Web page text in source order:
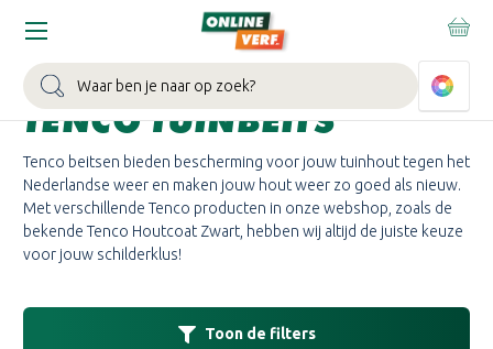
Zoeken
Home Tenco
TENCO BEITS KOPEN |
TENCO TUINBEITS
Tenco beitsen bieden bescherming voor jouw tuinhout tegen het
Nederlandse weer en maken jouw hout weer zo goed als nieuw.
Met verschillende Tenco producten in onze webshop, zoals de
bekende Tenco Houtcoat Zwart, hebben wij altijd de juiste keuze
voor jouw schilderklus!
Toon de filters